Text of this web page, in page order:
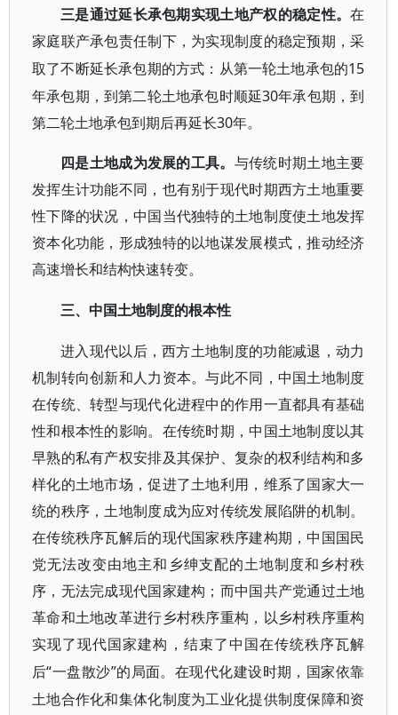
三是通过延长承包期实现土地产权的稳定性。在
家庭联产承包责任制下，为实现制度的稳定预期，采
取了不断延长承包期的方式：从第一轮土地承包的15
年承包期，到第二轮土地承包时顺延30年承包期，到
第二轮土地承包到期后再延长30年。
四是土地成为发展的工具。 与传统时期土地主要
发挥生计功能不同，也有别于现代时期西方土地重要
性下降的状况，中国当代独特的土地制度使土地发挥
资本化功能，形成独特的以地谋发展模式，推动经济
高速增长和结构快速转变。
三、中国土地制度的根本性
进入现代以后，西方土地制度的功能减退，动力
机制转向创新和人力资本。与此不同，中国土地制度
在传统、转型与现代化进程中的作用一直都具有基础
性和根本性的影响。在传统时期，中国土地制度以其
早熟的私有产权安排及其保护、复杂的权利结构和多
样化的土地市场，促进了土地利用，维系了国家大一
统的秩序，土地制度成为应对传统发展陷阱的机制。
在传统秩序瓦解后的现代国家秩序建构期，中国国民
党无法改变由地主和乡绅支配的土地制度和乡村秩
序，无法完成现代国家建构；而中国共产党通过土地
革命和土地改革进行乡村秩序重构，以乡村秩序重构
实现了现代国家建构，结束了中国在传统秩序瓦解
后“一盘散沙”的局面。在现代化建设时期，国家依靠
土地合作化和集体化制度为工业化提供制度保障和资